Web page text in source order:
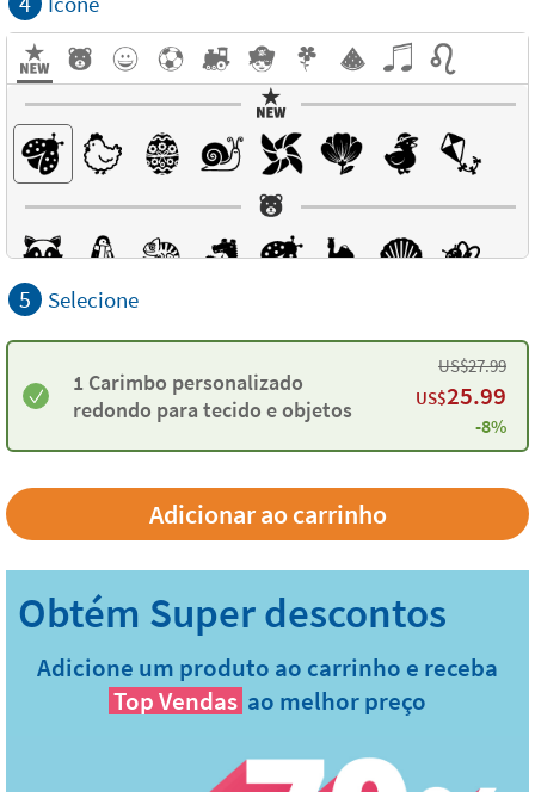
5 Selecione
1 Carimbo personalizado
redondo para tecido e objetos
US$27.99
US$25.99
-8%
Adicione um produto ao carrinho e receba
Top Vendas ao melhor preço